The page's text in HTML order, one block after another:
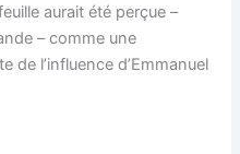
aurait été perçue –
– comme une
l’influence d’Emmanuel